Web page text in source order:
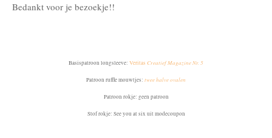
Bedankt voor je bezoekje!!
Basispatroon longsleeve: Veritas Creatief Magazine Nr. 5
Patroon ruffle mouwtjes: twee halve ovalen
Patroon rokje: geen patroon
Stof rokje: See you at six uit modecoupon